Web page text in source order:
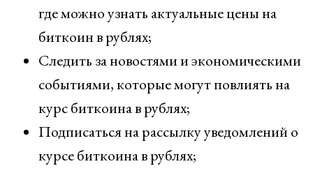
где можно узнать актуальные цены на
биткоин в рублях;
Следить за новостями и экономическими
событиями, которые могут повлиять на
курс биткоина в рублях;
Подписаться на рассылку уведомлений о
курсе биткоина в рублях;